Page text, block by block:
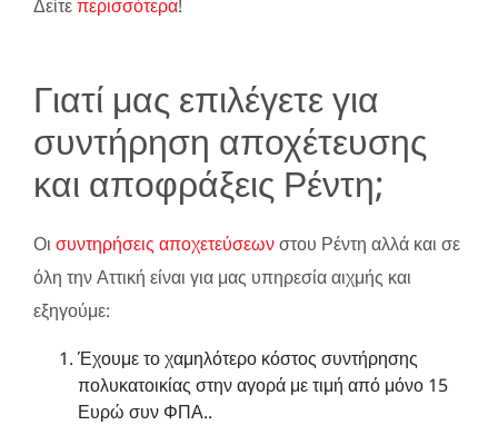
Δείτεπερισσότερα!
Γιατί μας επιλέγετε για
συντήρηση αποχέτευσης
και αποφράξεις Ρέντη;
Οι συντηρήσεις αποχετεύσεωνστου Ρέντη αλλά και σε
όλη την Αττική είναι για μας υπηρεσία αιχμής και
εξηγούμε:
Έχουμε το χαμηλότερο κόστος συντήρησης
πολυκατοικίας στην αγορά με τιμή από μόνο 15
Ευρώ συν ΦΠΑ..